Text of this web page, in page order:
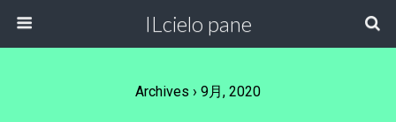
ILcielo pane
Archives › 9月, 2020